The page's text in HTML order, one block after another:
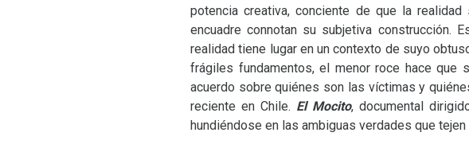
potencia creativa, conciente de que la
encuadre connotan su subjetiva construcción.
realidad tiene lugar en un contexto de suyo
frágiles fundamentos, el menor roce hace
acuerdo sobre quiénes son las víctimas y
reciente en Chile. El Mocito, documental
hundiéndose en las ambiguas verdades que